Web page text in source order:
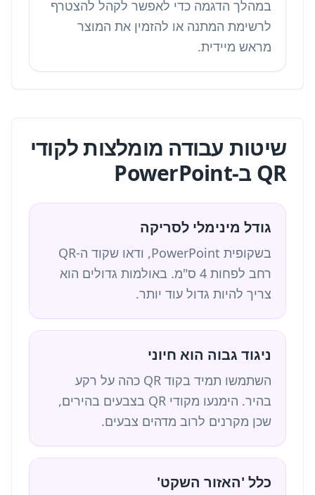
במהלך הדגמה כדי לאפשר לקהל להצטרף
לרשימת המתנה או להזמין את המוצר
מראש מיידית.
שיטות עבודה מומלצות לקודי
QR ב-PowerPoint
גודל מינימלי לסריקה
בשקופית PowerPoint, ודאו שקוד ה-QR
רחב לפחות 4 ס"מ. באולמות גדולים הוא
צריך להיות גדול עוד יותר.
ניגוד גבוה הוא חיוני
השתמשו תמיד בקוד QR כהה על רקע
בהיר. הימנעו מקודי QR בצבעים בהירים,
שכן מקרנים לרוב מדהים צבעים.
כלל 'האזור השקט'